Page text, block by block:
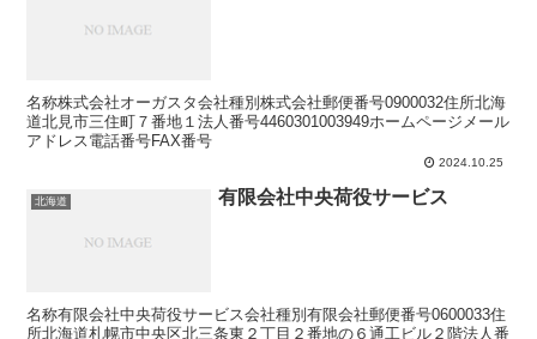
名称株式会社オーガスタ会社種別株式会社郵便番号0900032住所北海
道北見市三住町７番地１法人番号4460301003949ホームページメール
アドレス電話番号FAX番号
2024.10.25
北海道 有限会社中央荷役サービス
名称有限会社中央荷役サービス会社種別有限会社郵便番号0600033住
所北海道札幌市中央区北三条東２丁目２番地の６通工ビル２階法人番